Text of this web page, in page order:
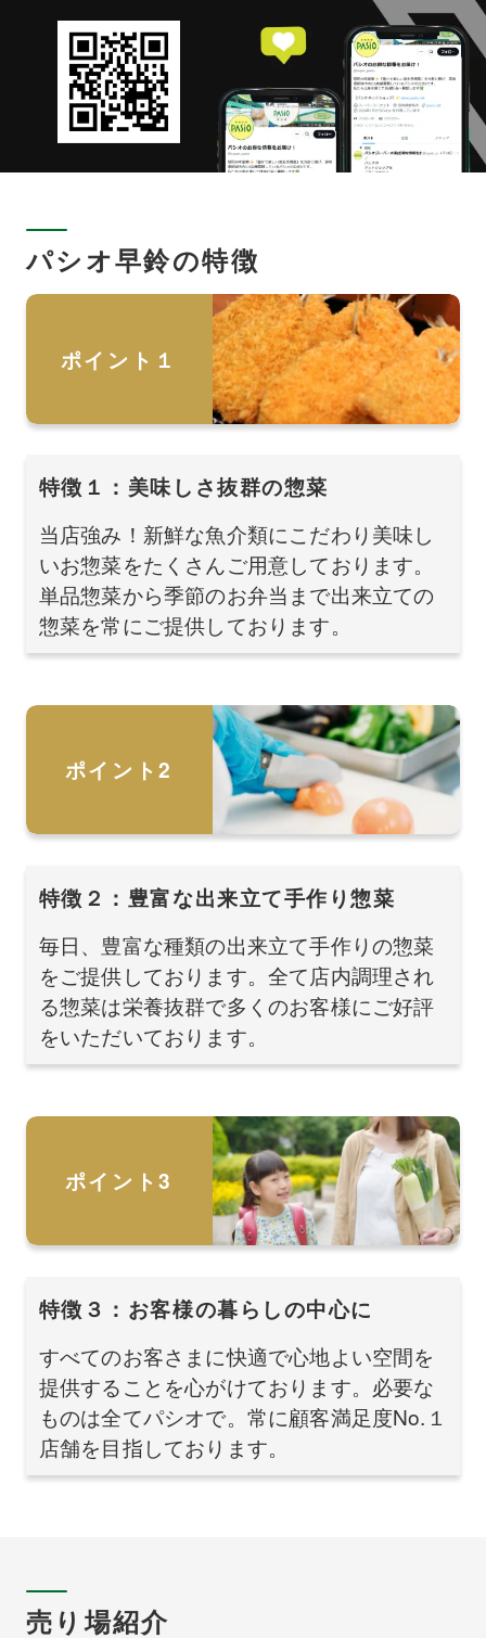
パシオ早鈴の特徴
ポイント１
特徴１：美味しさ抜群の惣菜
当店強み！新鮮な魚介類にこだわり美味し
いお惣菜をたくさんご用意しております。
単品惣菜から季節のお弁当まで出来立ての
惣菜を常にご提供しております。
ポイント2
特徴２：豊富な出来立て手作り惣菜
毎日、豊富な種類の出来立て手作りの惣菜
をご提供しております。全て店内調理され
る惣菜は栄養抜群で多くのお客様にご好評
をいただいております。
ポイント3
特徴３：お客様の暮らしの中心に
すべてのお客さまに快適で心地よい空間を
提供することを心がけております。必要な
ものは全てパシオで。常に顧客満足度No.１
店舗を目指しております。
売り場紹介